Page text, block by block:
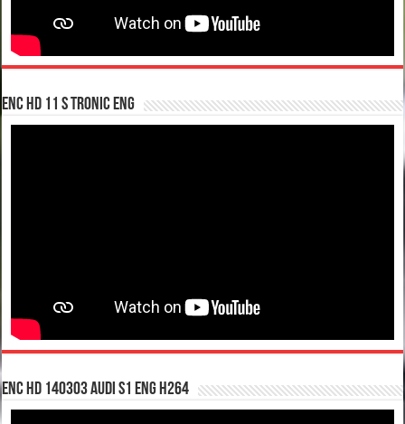
enc hd 11 S tronic ENG
enc hd 140303 Audi S1 ENG H264